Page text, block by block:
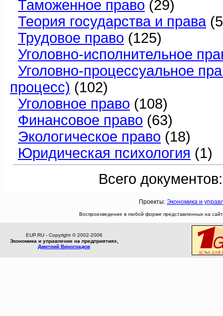
Таможенное право (29)
Теория государства и права
Трудовое право (125)
Уголовно-исполнительное
Уголовно-процессуальное
процесс) (102)
Уголовное право (108)
Финансовое право (63)
Экологическое право (18)
Юридическая психология (1)
Всего
Проекты: Экономика и
Воспроизведение в любой форме представленных на
EUP.RU - Copyright © 2002-2006
Экономика и управление на предприятиях,
Дмитрий Виноградов